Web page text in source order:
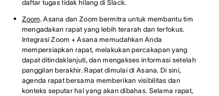
daftar tugas tidak hilang di Slack.
Zoom. Asana dan Zoom bermitra untuk membantu tim
mengadakan rapat yang lebih terarah dan terfokus.
Integrasi Zoom + Asana memudahkan Anda
mempersiapkan rapat, melakukan percakapan yang
dapat ditindaklanjuti, dan mengakses informasi setelah
panggilan berakhir. Rapat dimulai di Asana. Di sini,
agenda rapat bersama memberikan visibilitas dan
konteks seputar hal yang akan dibahas. Selama rapat,